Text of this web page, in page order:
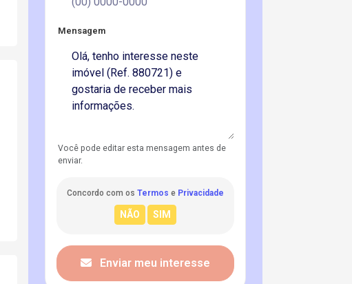
Mensagem
Você pode editar esta mensagem antes de
enviar.
Concordo com os Termos e Privacidade
Enviar meu interesse